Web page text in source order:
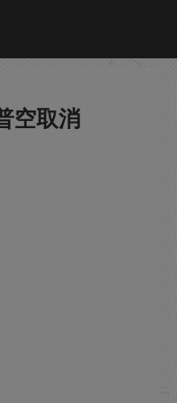
空取消